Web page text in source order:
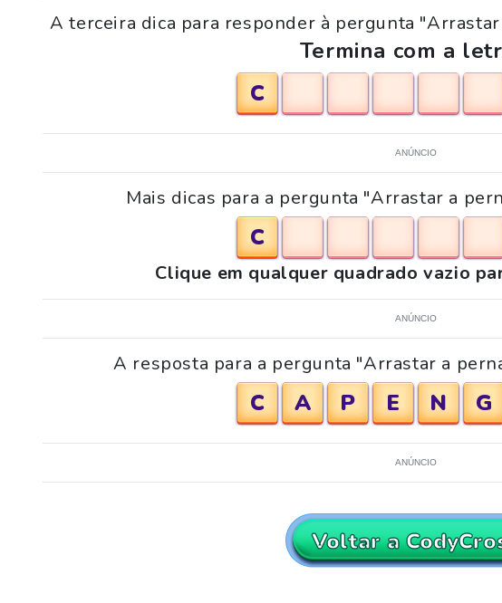
A terceira dica para responder à pergunta
Termina com a
C
ANÚNCIO
Mais dicas para a pergunta "Arrastar a
C
Clique em qualquer quadrado vazio
ANÚNCIO
A resposta para a pergunta "Arrastar a
C A P E N G
ANÚNCIO
Voltar a